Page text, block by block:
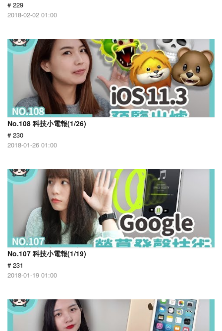
# 229
2018-02-02 01:00
No.108 科技小電報(1/26)
# 230
2018-01-26 01:00
No.107 科技小電報(1/19)
# 231
2018-01-19 01:00